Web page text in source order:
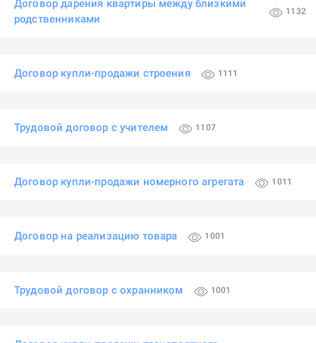
Договор дарения квартиры между близкими
родственниками
1132
Договор купли-продажи строения 1111
Трудовой договор с учителем 1107
Договор купли-продажи номерного агрегата 1011
Договор на реализацию товара 1001
Трудовой договор с охранником 1001